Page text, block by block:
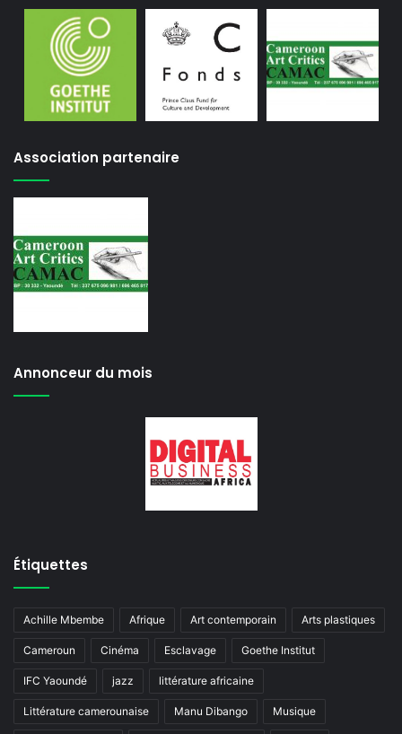
Association partenaire
Annonceur du mois
Étiquettes
Achille Mbembe Afrique Art contemporain Arts plastiques
Cameroun Cinéma Esclavage Goethe Institut
IFC Yaoundé jazz littérature africaine
Littérature camerounaise Manu Dibango Musique